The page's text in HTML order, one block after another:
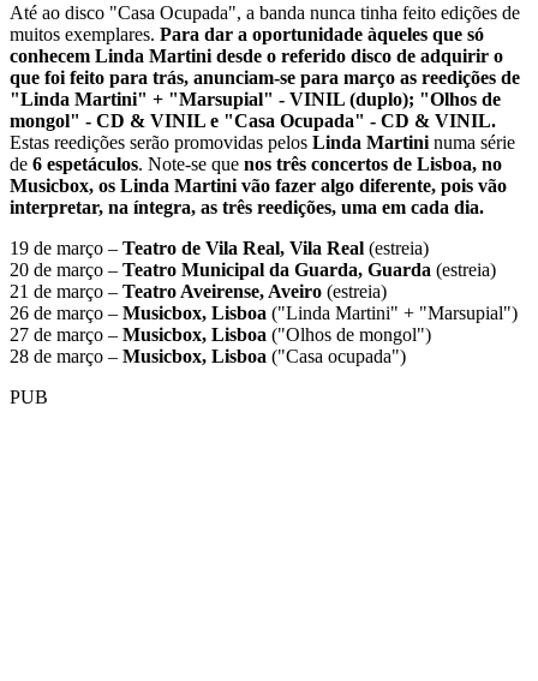
Até ao disco "Casa Ocupada", a banda nunca tinha feito edições de
muitos exemplares. Para dar a oportunidade àqueles que só
conhecem Linda Martini desde o referido disco de adquirir o
que foi feito para trás, anunciam-se para março as reedições de
"Linda Martini" + "Marsupial" - VINIL (duplo); "Olhos de
mongol" - CD & VINIL e "Casa Ocupada" - CD & VINIL.
Estas reedições serão promovidas pelos Linda Martini numa série
de 6 espetáculos. Note-se que nos três concertos de Lisboa, no
Musicbox, os Linda Martini vão fazer algo diferente, pois vão
interpretar, na íntegra, as três reedições, uma em cada dia.
19 de março – Teatro de Vila Real, Vila Real (estreia)
20 de março – Teatro Municipal da Guarda, Guarda (estreia)
21 de março – Teatro Aveirense, Aveiro (estreia)
26 de março – Musicbox, Lisboa ("Linda Martini" + "Marsupial")
27 de março – Musicbox, Lisboa ("Olhos de mongol")
28 de março – Musicbox, Lisboa ("Casa ocupada")
PUB